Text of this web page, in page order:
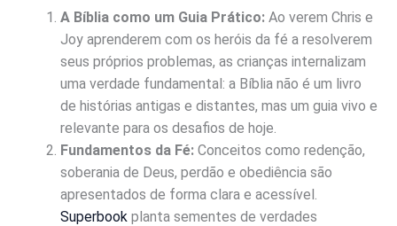
A Bíblia como um Guia Prático: Ao verem Chris e
Joy aprenderem com os heróis da fé a resolverem
seus próprios problemas, as crianças internalizam
uma verdade fundamental: a Bíblia não é um livro
de histórias antigas e distantes, mas um guia vivo e
relevante para os desafios de hoje.
Fundamentos da Fé: Conceitos como redenção,
soberania de Deus, perdão e obediência são
apresentados de forma clara e acessível.
Superbook planta sementes de verdades